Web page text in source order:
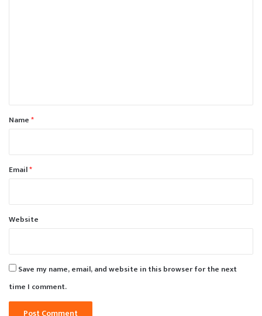
*Name*
Email*
Website
Save my name, email, and website in this browser for the next
time I comment.